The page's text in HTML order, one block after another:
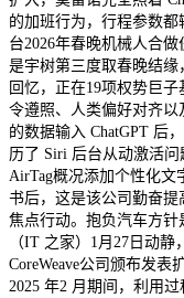
的加班行为，行程参数都
台2026年春晚机械人合
是宇树第三度取春晚结
回忆，正在19项权势巨
令遵照、人类偏好对齐以
的数据输入 ChatGPT 后
历了 Siri 后台从动激活
AirTag概况添加个性化
书后，这是该公司勤奋
焦点行动。抱负汽车方针
（IT 之家）1月27日动
CoreWeave公司颁布发表
2025 年2 月期间，利用